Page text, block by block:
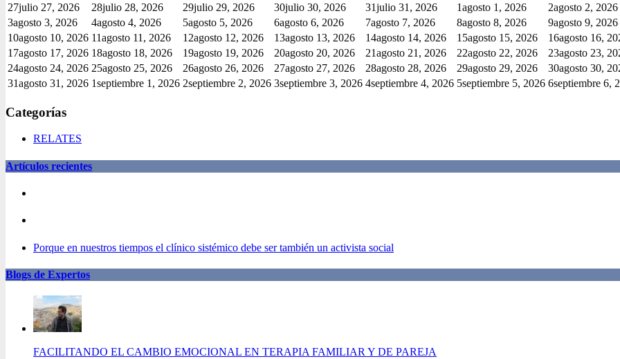
27julio 27, 2026 28julio 28, 2026 29julio 29, 2026 30julio 30, 2026 31julio 31, 2026 1agosto 1, 2026 2agosto 2, 2026
3agosto 3, 2026 4agosto 4, 2026 5agosto 5, 2026 6agosto 6, 2026 7agosto 7, 2026 8agosto 8, 2026 9agosto 9, 2026
10agosto 10, 2026 11agosto 11, 2026 12agosto 12, 2026 13agosto 13, 2026 14agosto 14, 2026 15agosto 15, 2026 16agosto 16,
17agosto 17, 2026 18agosto 18, 2026 19agosto 19, 2026 20agosto 20, 2026 21agosto 21, 2026 22agosto 22, 2026 23agosto 23,
24agosto 24, 2026 25agosto 25, 2026 26agosto 26, 2026 27agosto 27, 2026 28agosto 28, 2026 29agosto 29, 2026 30agosto 30,
31agosto 31, 2026 1septiembre 1, 2026 2septiembre 2, 2026 3septiembre 3, 2026 4septiembre 4, 2026 5septiembre 5, 2026 6septiembre 6,
Categorías
RELATES
Artículos recientes
Porque en nuestros tiempos el clínico sistémico debe ser también un activista social
Blogs de Expertos
FACILITANDO EL CAMBIO EMOCIONAL EN TERAPIA FAMILIAR Y DE PAREJA